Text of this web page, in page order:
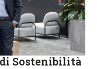
Sostenibilità